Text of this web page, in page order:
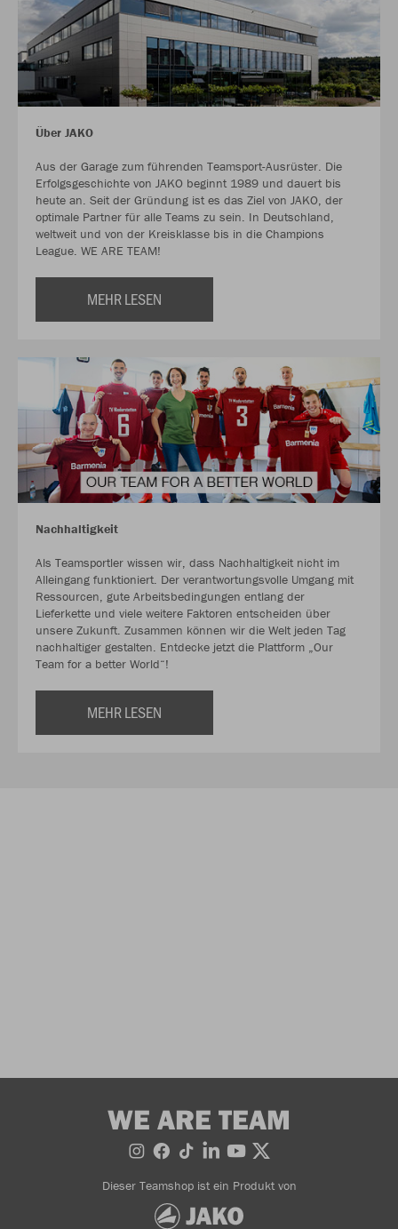
Über JAKO
Aus der Garage zum führenden Teamsport-Ausrüster. Die
Erfolgsgeschichte von JAKO beginnt 1989 und dauert bis
heute an. Seit der Gründung ist es das Ziel von JAKO, der
optimale Partner für alle Teams zu sein. In Deutschland,
weltweit und von der Kreisklasse bis in die Champions
League. WE ARE TEAM!
MEHR LESEN
Nachhaltigkeit
Als Teamsportler wissen wir, dass Nachhaltigkeit nicht im
Alleingang funktioniert. Der verantwortungsvolle Umgang mit
Ressourcen, gute Arbeitsbedingungen entlang der
Lieferkette und viele weitere Faktoren entscheiden über
unsere Zukunft. Zusammen können wir die Welt jeden Tag
nachhaltiger gestalten. Entdecke jetzt die Plattform „Our
Team for a better World“!
MEHR LESEN
WE ARE TEAM
Dieser Teamshop ist ein Produkt von